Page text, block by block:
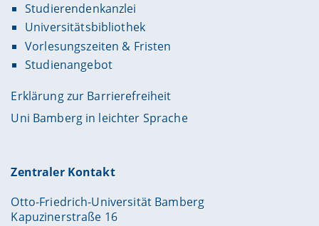
Studierendenkanzlei
Universitätsbibliothek
Vorlesungszeiten & Fristen
Studienangebot
Erklärung zur Barrierefreiheit
Uni Bamberg in leichter Sprache
Zentraler Kontakt
Otto-Friedrich-Universität Bamberg
Kapuzinerstraße 16